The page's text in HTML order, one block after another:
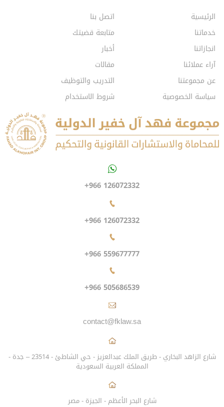
الرئيسية
خدماتنا
انجازاتنا
آراء عملائنا
عن مجموعتنا
سياسة الخصوصية
اتصل بنا
متابعة قضيتك
أخبار
مقالات
التدريب والتوظيف
شروط الاستخدام
+966 126072332
+966 126072332
+966 559677777
+966 505686539
contact@fklaw.sa
شارع الزاهد البخاري - طريق الملك عبدالعزيز - حي الشاطئ - 23514 – جدة -
المملكة العربية السعودية
شارع البحر الأعظم - الجيزة - مصر